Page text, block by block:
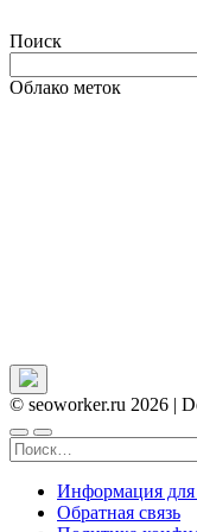
Поиск
Облако меток
© seoworker.ru 2026 |
Найти:
Информация для
Обратная связь